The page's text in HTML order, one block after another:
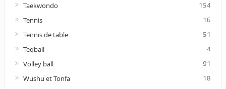
Taekwondo 154
Tennis 16
Tennis de table 51
Teqball 4
Volley ball 91
Wushu et Tonfa 18